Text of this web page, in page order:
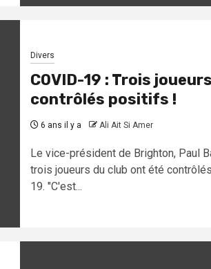
Divers
COVID-19 : Trois
contrôlés positifs !
6 ans il y a Ali Ait Si Amer
Le vice-président de Brighton, Paul
trois joueurs du club ont été
19. "C'est...